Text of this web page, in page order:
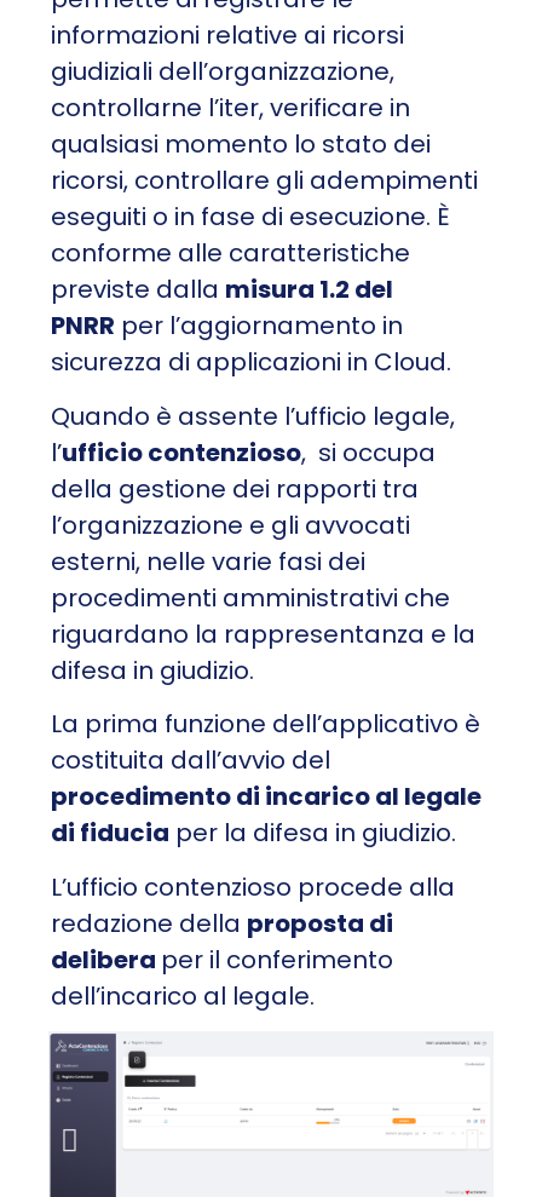
informazioni relative ai ricorsi
giudiziali dell’organizzazione,
controllarne l’iter, verificare in
qualsiasi momento lo stato dei
ricorsi, controllare gli adempimenti
eseguiti o in fase di esecuzione. È
conforme alle caratteristiche
previste dalla misura 1.2 del
PNRR per l’aggiornamento in
sicurezza di applicazioni in Cloud.
Quando è assente l’ufficio legale,
l’ufficio contenzioso, si occupa
della gestione dei rapporti tra
l’organizzazione e gli avvocati
esterni, nelle varie fasi dei
procedimenti amministrativi che
riguardano la rappresentanza e la
difesa in giudizio.
La prima funzione dell’applicativo è
costituita dall’avvio del
procedimento di incarico al legale
di fiducia per la difesa in giudizio.
L’ufficio contenzioso procede alla
redazione della proposta di
delibera per il conferimento
dell’incarico al legale.